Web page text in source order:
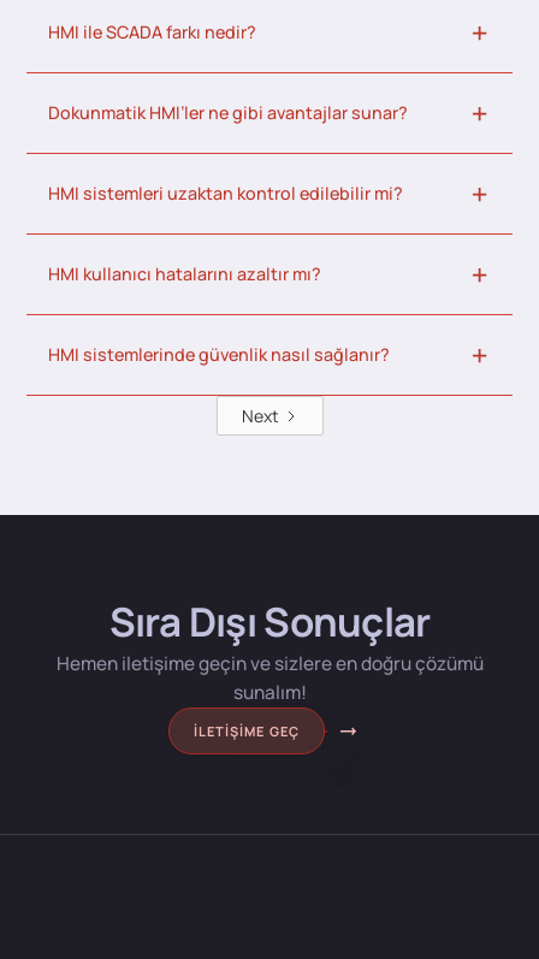
HMI ile SCADA farkı nedir?
Dokunmatik HMI’ler ne gibi avantajlar sunar?
HMI sistemleri uzaktan kontrol edilebilir mi?
HMI kullanıcı hatalarını azaltır mı?
HMI sistemlerinde güvenlik nasıl sağlanır?
Next
Sıra Dışı Sonuçlar
Hemen iletişime geçin ve sizlere en doğru çözümü
sunalım!
İLETIŞIME GEÇ